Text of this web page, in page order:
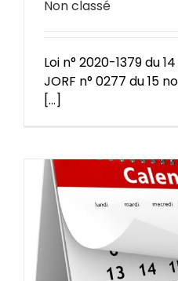
Non classé
Loi n° 2020-1379 du
JORF n° 0277 du 15
[...]